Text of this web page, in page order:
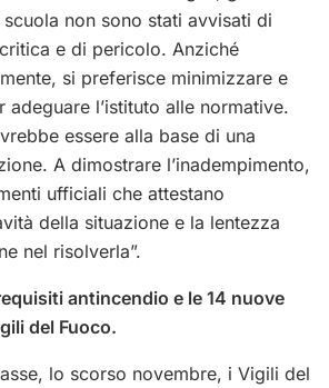
non sono stati avvisati di
e di pericolo. Anziché
si preferisce minimizzare e
adeguare l’istituto alle normative.
essere alla base di una
A dimostrare l’inadempimento,
ufficiali che attestano
della situazione e la lentezza
nel risolverla”.
antincendio e le 14 nuove
del Fuoco.
lo scorso novembre, i Vigili del